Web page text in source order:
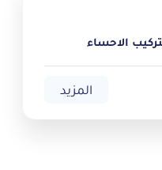
الاحساء
المزيد